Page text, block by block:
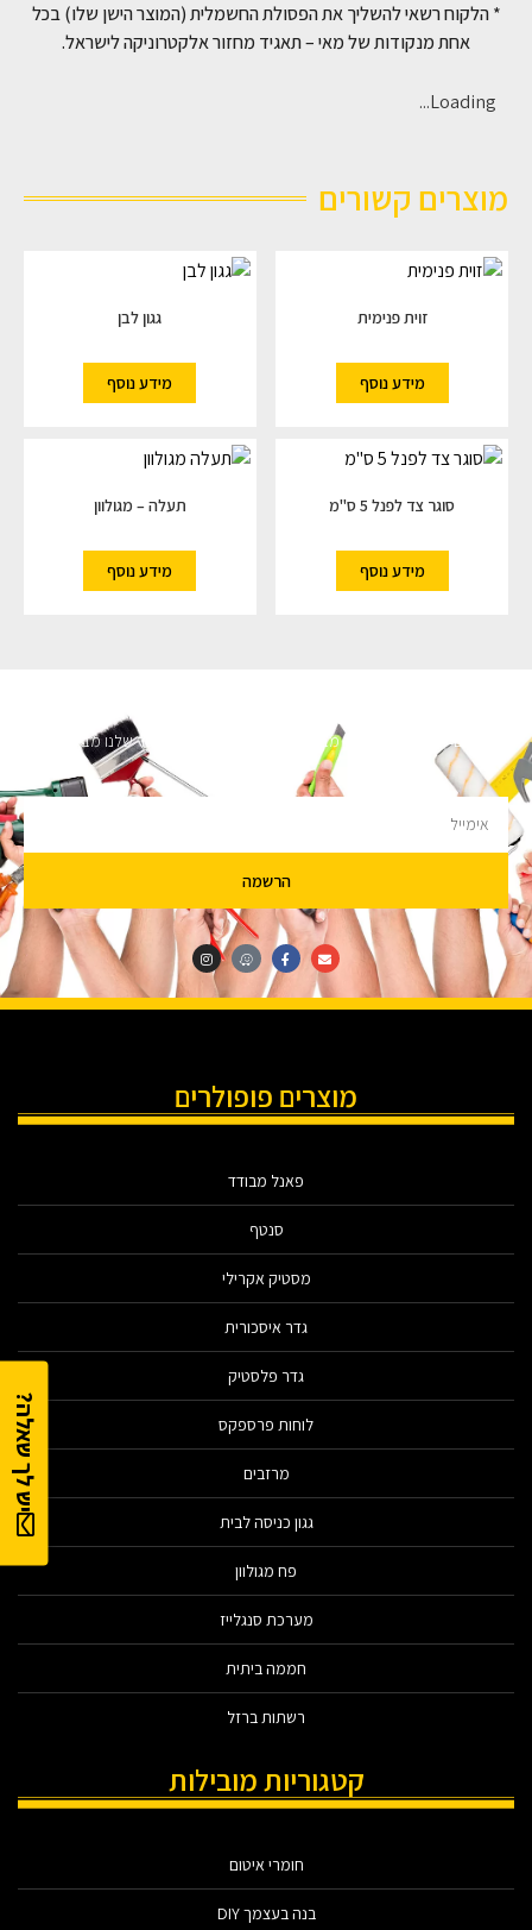
יש לך שאלה?
* הלקוח רשאי להשליך את הפסולת החשמלית (המוצר הישן שלו) בכל
אחת מנקודות של מאי – תאגיד מחזור אלקטרוניקה לישראל.
Loading...
מוצרים קשורים
זוית פנימית
מידע נוסף
גגון לבן
מידע נוסף
סוגר צד לפנל 5 ס"מ
מידע נוסף
תעלה – מגולוון
מידע נוסף
השארו מעודכנים
מעוניינים לקבל עדכונים על מבצעים והנחות הירשמו לניוזלטר שלנו מבטיחים לא
הרשמה
מוצרים פופולרים
פאנל מבודד
סנטף
מסטיק אקרילי
גדר איסכורית
גדר פלסטיק
לוחות פרספקס
מרזבים
גגון כניסה לבית
פח מגולוון
מערכת סנגלייז
חממה ביתית
רשתות ברזל
קטגוריות מובילות
חומרי איטום
בנה בעצמך DIY